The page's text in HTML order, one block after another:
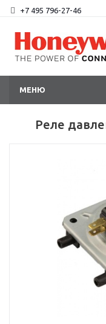
+7 495 796-27-46
МЕНЮ
Реле